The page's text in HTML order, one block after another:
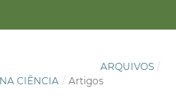
ARQUIVOS /
CIÊNCIA / Artigos